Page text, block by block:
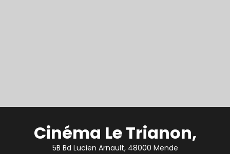
Cinéma Le Trianon,
5B Bd Lucien Arnault, 48000 Mende